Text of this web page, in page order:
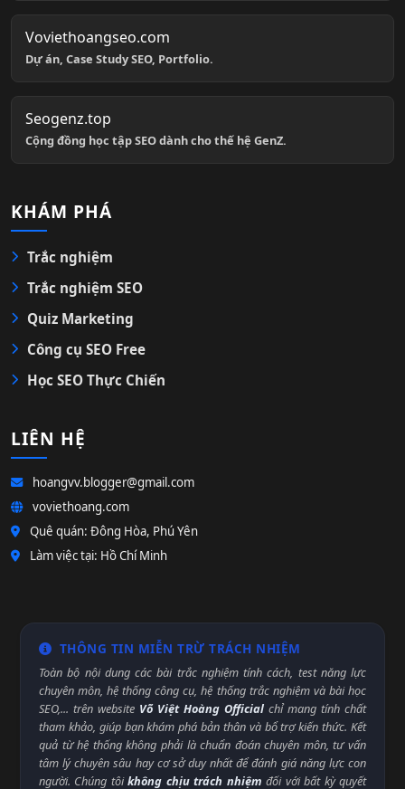
Voviethoangseo.com
Dự án, Case Study SEO, Portfolio.
Seogenz.top
Cộng đồng học tập SEO dành cho thế hệ GenZ.
KHÁM PHÁ
Trắc nghiệm
Trắc nghiệm SEO
Quiz Marketing
Công cụ SEO Free
Học SEO Thực Chiến
LIÊN HỆ
hoangvv.blogger@gmail.com
voviethoang.com
Quê quán: Đông Hòa, Phú Yên
Làm việc tại: Hồ Chí Minh
THÔNG TIN MIỄN TRỪ TRÁCH NHIỆM
Toàn bộ nội dung các bài trắc nghiệm tính cách, test năng lực
chuyên môn, hệ thống công cụ, hệ thống trắc nghiệm và bài học
SEO,... trên website Võ Việt Hoàng Official chỉ mang tính chất
tham khảo, giúp bạn khám phá bản thân và bổ trợ kiến thức. Kết
quả từ hệ thống không phải là chuẩn đoán chuyên môn, tư vấn
tâm lý chuyên sâu hay cơ sở duy nhất để đánh giá năng lực con
người. Chúng tôikhông chịu trách nhiệm đối với bất kỳ quyết